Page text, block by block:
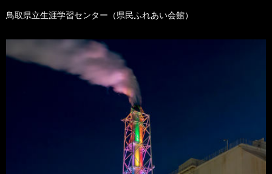
鳥取県立生涯学習センター（県民ふれあい会館）